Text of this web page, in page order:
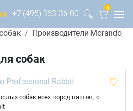
+7 (495) 363-36-00
0
Производители Morando
собак
собак всех пород паштет, с